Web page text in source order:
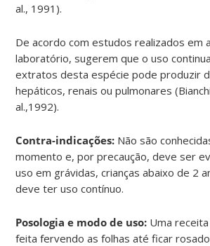
al., 1991).
De acordo com estudos realizados em
laboratório, sugerem que o uso
extratos desta espécie pode produzir
hepáticos, renais ou pulmonares
al.,1992).
Contra-indicações: Não são
momento e, por precaução, deve ser
uso em grávidas, crianças abaixo de 2
deve ter uso contínuo.
Posologia e modo de uso: Uma
feita fervendo as folhas até ficar